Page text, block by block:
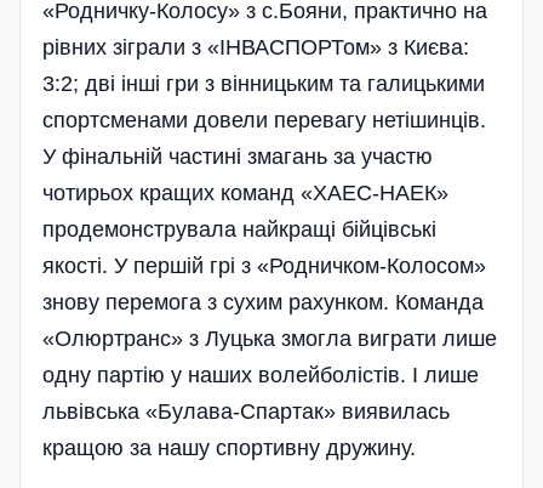
«Родничку-Колосу» з с.Бояни, практично на
рівних зіграли з «ІНВАСПОРТом» з Києва:
3:2; дві інші гри з вінницьким та галицькими
спортсменами довели перевагу нетішинців.
У фінальній частині змагань за участю
чотирьох кращих команд «ХАЕС-НАЕК»
продемонструвала найкращі бійцівські
якості. У першій грі з «Родничком-Колосом»
знову перемога­ з сухим рахунком. Команда
«Олюртранс» з Луцька змогла виграти лише
одну партію у наших волейболістів. І лише
львівська «Булава-Спартак» виявилась
кращою за нашу спортивну дружину.